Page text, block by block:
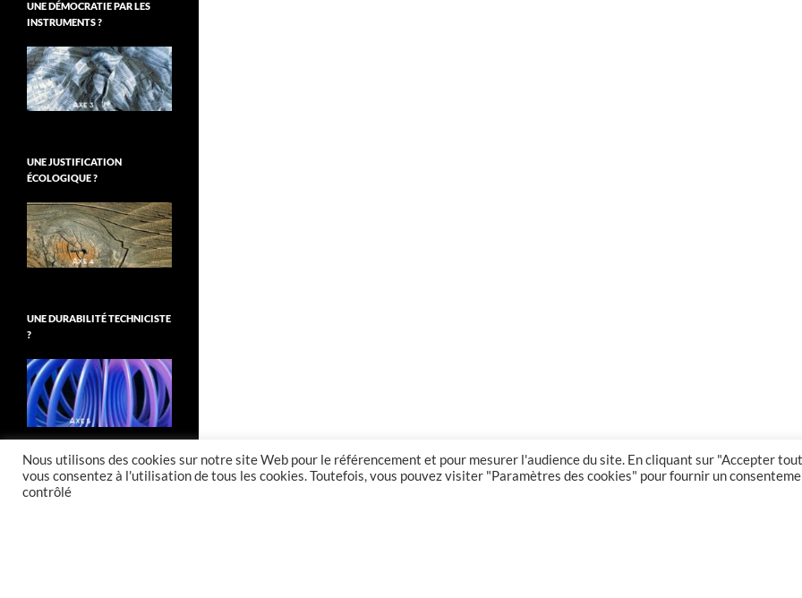
UNE DÉMOCRATIE PAR LES
INSTRUMENTS ?
UNE JUSTIFICATION
ÉCOLOGIQUE ?
UNE DURABILITÉ TECHNICISTE
?
Nous utilisons des cookies sur notre site Web pour le référencement et pour mesurer l'audience du site. En cliquant sur "Accepter
vous consentez à l'utilisation de tous les cookies. Toutefois, vous pouvez visiter "Paramètres des cookies" pour fournir un
contrôlé